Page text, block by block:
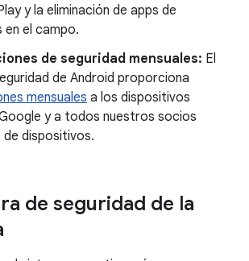
y la eliminación de apps de
el campo.
de seguridad mensuales: El
de Android proporciona
mensuales a los dispositivos
y a todos nuestros socios
dispositivos.
de seguridad de la